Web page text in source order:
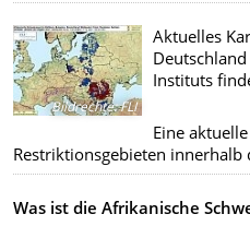
Bildrechte:FLI
Aktuelles
Instituts
Eine
Restriktionsgebieten innerhalb
Was ist die Afrikanische